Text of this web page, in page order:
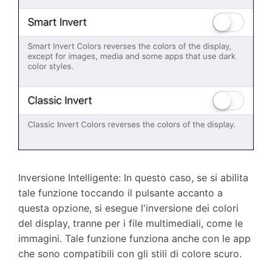
Inversione Intelligente: In questo caso, se si abilita
tale funzione toccando il pulsante accanto a
questa opzione, si esegue l'inversione dei colori
del display, tranne per i file multimediali, come le
immagini. Tale funzione funziona anche con le app
che sono compatibili con gli stili di colore scuro.